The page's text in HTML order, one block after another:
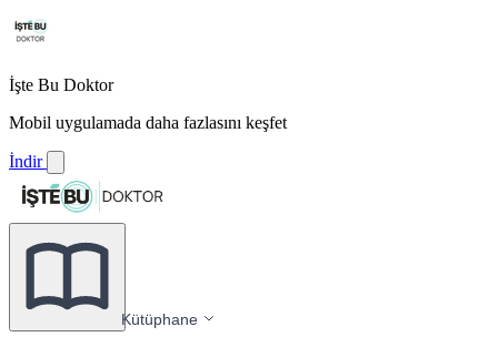
İşte Bu Doktor
Mobil uygulamada daha fazlasını keşfet
İndir
Kütüphane